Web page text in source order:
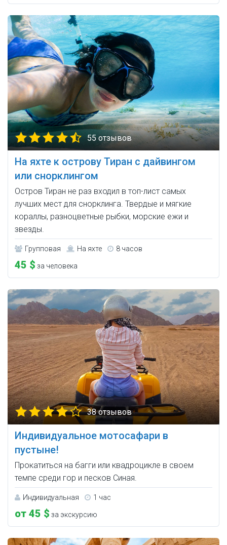
55 отзывов
На яхте к острову Тиран с дайвингом
или снорклингом
Остров Тиран не раз входил в топ-лист самых
лучших мест для снорклинга. Твердые и мягкие
кораллы, разноцветные рыбки, морские ежи и
звезды.
Групповая На яхте 8 часов
45 $ за человека
38 отзывов
Индивидуальное мотосафари в
пустыне!
Прокатиться на багги или квадроцикле в своем
темпе среди гор и песков Синая.
Индивидуальная 1 час
от 45 $ за экскурсию